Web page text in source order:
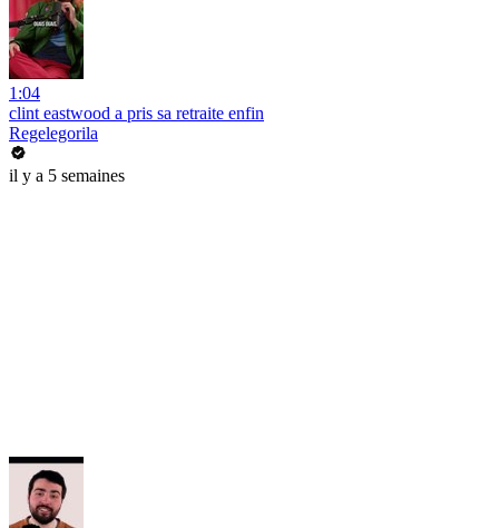
1:04
clint eastwood a pris sa retraite enfin
Regelegorila
il y a 5 semaines